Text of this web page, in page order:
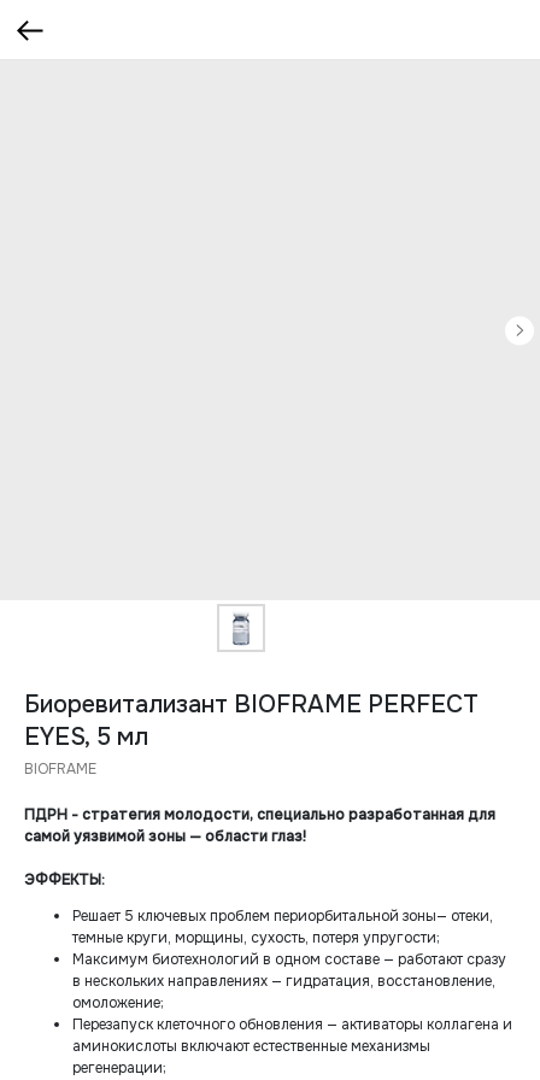
Биоревитализант BIOFRAME PERFECT
EYES, 5 мл
BIOFRAME
ПДРН - стратегия молодости, специально разработанная для
самой уязвимой зоны — области глаз!
ЭФФЕКТЫ:
Решает 5 ключевых проблем периорбитальной зоны— отеки,
темные круги, морщины, сухость, потеря упругости;
Максимум биотехнологий в одном составе — работают сразу
в нескольких направлениях — гидратация, восстановление,
омоложение;
Перезапуск клеточного обновления — активаторы коллагена и
аминокислоты включают естественные механизмы
регенерации;